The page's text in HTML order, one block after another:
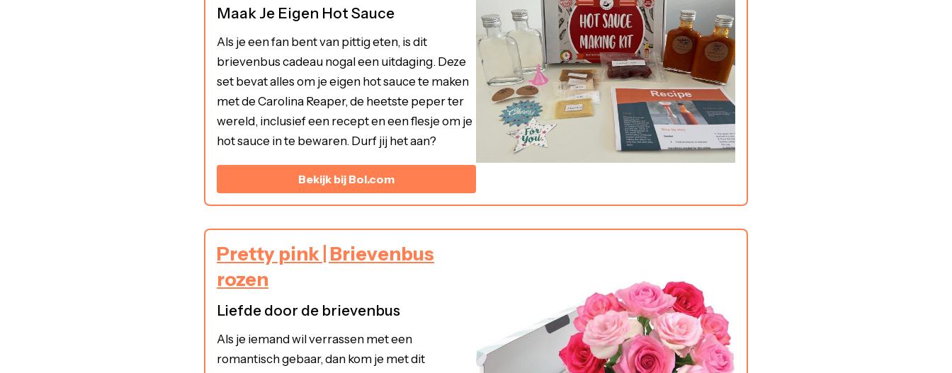
Maak Je Eigen Hot Sauce
Als je een fan bent van pittig eten, is dit
brievenbus cadeau nogal een uitdaging. Deze
set bevat alles om je eigen hot sauce te maken
met de Carolina Reaper, de heetste peper ter
wereld, inclusief een recept en een flesje om je
hot sauce in te bewaren. Durf jij het aan?
Bekijk bij Bol.com
Pretty pink | Brievenbus
rozen
Liefde door de brievenbus
Als je iemand wil verrassen met een
romantisch gebaar, dan kom je met dit